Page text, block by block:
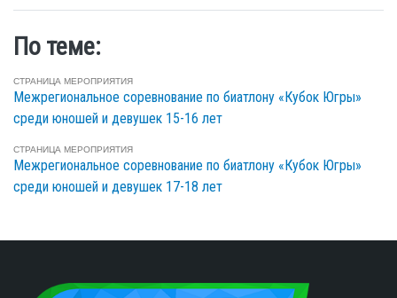
По теме:
СТРАНИЦА МЕРОПРИЯТИЯ
Межрегиональное соревнование по биатлону «Кубок Югры»
среди юношей и девушек 15-16 лет
СТРАНИЦА МЕРОПРИЯТИЯ
Межрегиональное соревнование по биатлону «Кубок Югры»
среди юношей и девушек 17-18 лет